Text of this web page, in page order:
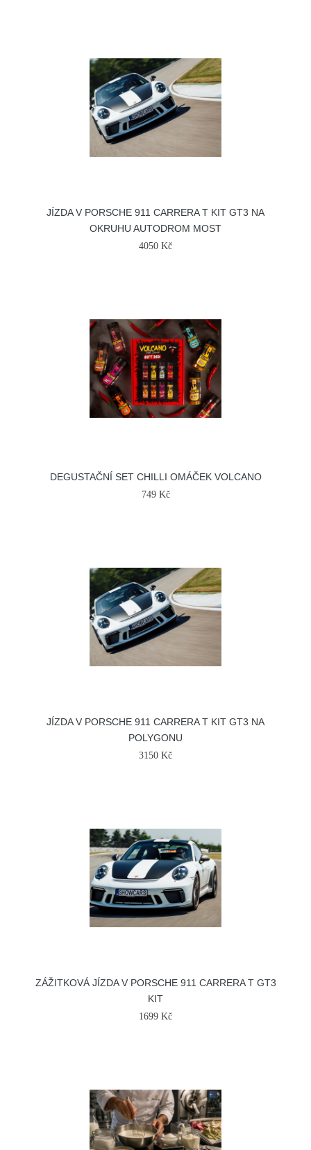
JÍZDA V PORSCHE 911 CARRERA T KIT GT3 NA
OKRUHU AUTODROM MOST
4050 Kč
DEGUSTAČNÍ SET CHILLI OMÁČEK VOLCANO
749 Kč
JÍZDA V PORSCHE 911 CARRERA T KIT GT3 NA
POLYGONU
3150 Kč
ZÁŽITKOVÁ JÍZDA V PORSCHE 911 CARRERA T GT3
KIT
1699 Kč